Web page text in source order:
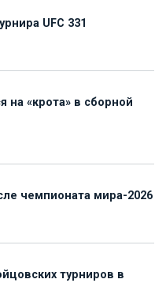
UFC 331
на «крота» в сборной
чемпионата мира-2026
турниров в